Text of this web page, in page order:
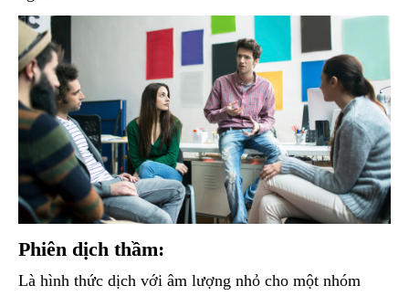
Phiên dịch thầm:
Là hình thức dịch với âm lượng nhỏ cho một nhóm